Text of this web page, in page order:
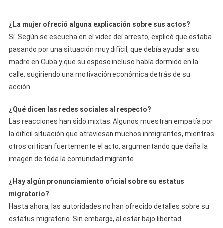
¿La mujer ofreció alguna explicación sobre sus actos?
Sí. Según se escucha en el video del arresto, explicó que estaba
pasando por una situación muy difícil, que debía ayudar a su
madre en Cuba y que su esposo incluso había dormido en la
calle, sugiriendo una motivación económica detrás de su
acción.
¿Qué dicen las redes sociales al respecto?
Las reacciones han sido mixtas. Algunos muestran empatía por
la difícil situación que atraviesan muchos inmigrantes, mientras
otros critican fuertemente el acto, argumentando que daña la
imagen de toda la comunidad migrante.
¿Hay algún pronunciamiento oficial sobre su estatus
migratorio?
Hasta ahora, las autoridades no han ofrecido detalles sobre su
estatus migratorio. Sin embargo, al estar bajo libertad